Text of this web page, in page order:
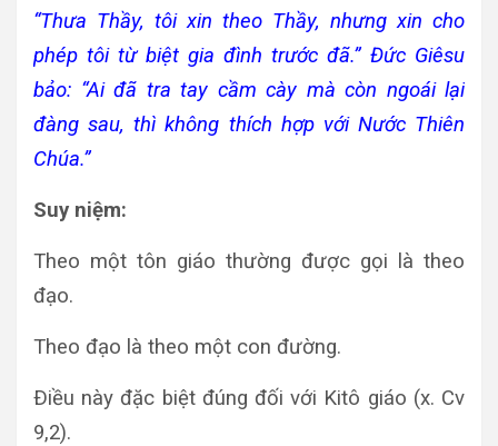
“Thưa Thầy, tôi xin theo Thầy, nhưng xin cho
phép tôi từ biệt gia đình trước đã.” Đức Giêsu
bảo: “Ai đã tra tay cầm cày mà còn ngoái lại
đàng sau, thì không thích hợp với Nước Thiên
Chúa.”
Suy niệm:
Theo một tôn giáo thường được gọi là theo
đạo.
Theo đạo là theo một con đường.
Ðiều này đặc biệt đúng đối với Kitô giáo (x. Cv
9,2).